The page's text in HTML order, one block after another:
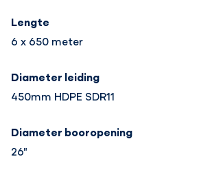
Lengte
6 x 650 meter
Diameter leiding
450mm HDPE SDR11
Diameter booropening
26"